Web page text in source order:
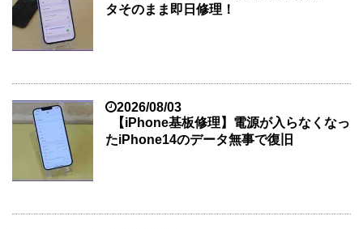
タそのまま即日修理！
2026/08/03
【iPhone基板修理】電源が入らなくなっ
たiPhone14のデータ無事で復旧